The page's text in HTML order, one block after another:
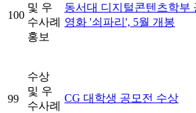
100
및 우
수사례
홍보
동서대 디지털콘텐츠학부
영화 '쇠파리', 5월 개봉
99
수상
및 우
수사례
CG 대학생 공모전 수상